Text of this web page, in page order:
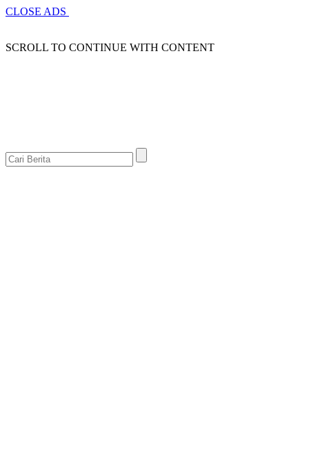
CLOSE ADS
SCROLL TO CONTINUE WITH CONTENT